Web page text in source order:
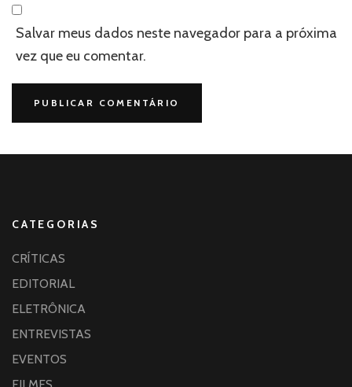
Salvar meus dados neste navegador para a próxima
vez que eu comentar.
CATEGORIAS
CRÍTICAS
EDITORIAL
ELETRÔNICA
ENTREVISTAS
EVENTOS